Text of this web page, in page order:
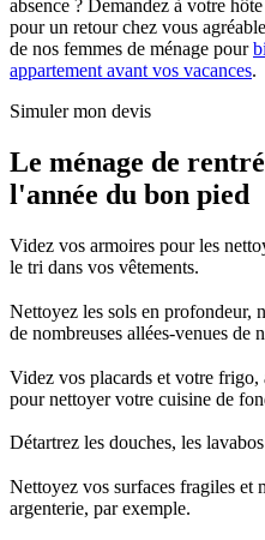
absence ? Demandez à votre
pour un retour chez vous
de nos femmes de ménage pour
appartement avant vos vacances.
Simuler mon devis
Le ménage de
l'année du bon pied
Videz vos armoires pour les
le tri dans vos vêtements.
Nettoyez les sols en profondeur,
de nombreuses allées-venues de
Videz vos placards et votre
pour nettoyer votre cuisine de
Détartrez les douches, les
Nettoyez vos surfaces fragiles et
argenterie, par exemple.